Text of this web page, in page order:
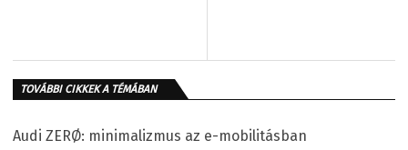
TOVÁBBI CIKKEK A TÉMÁBAN
Audi ZERØ: minimalizmus az e-mobilitásban